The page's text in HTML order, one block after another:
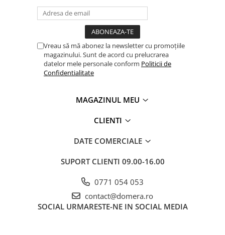
Vreau să mă abonez la newsletter cu promoțiile
magazinului. Sunt de acord cu prelucrarea
datelor mele personale conform Politicii de
Confidentialitate
MAGAZINUL MEU
CLIENTI
DATE COMERCIALE
SUPORT CLIENTI 09.00-16.00
0771 054 053
contact@domera.ro
SOCIAL URMARESTE-NE IN SOCIAL MEDIA